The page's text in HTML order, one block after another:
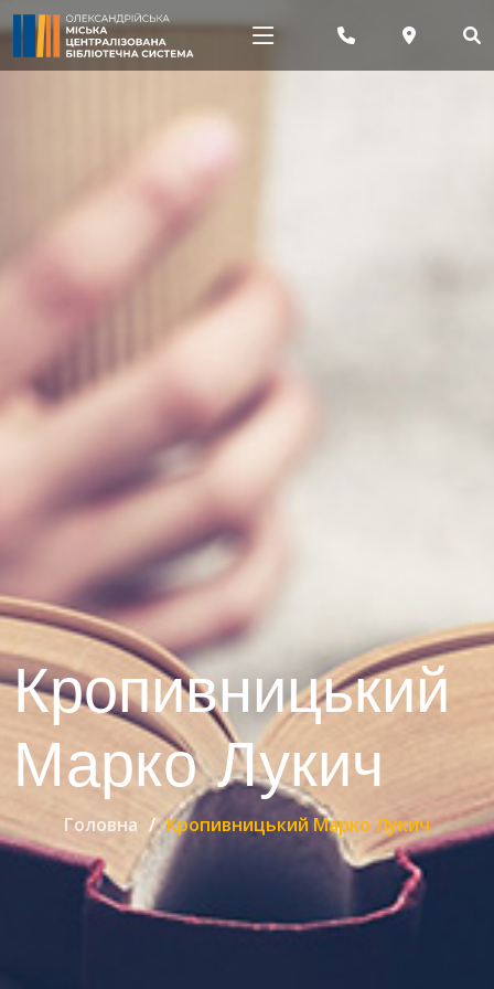
Кропивницький
Марко Лукич
Головна Кропивницький Марко Лукич